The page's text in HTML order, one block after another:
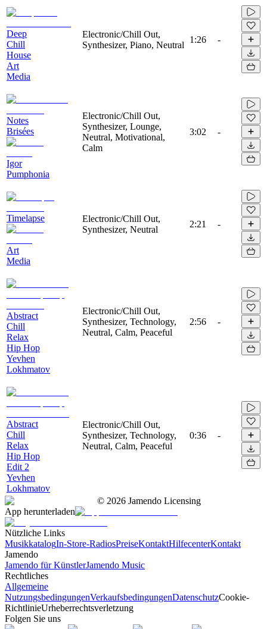
Deep
Chill
House
Art
Media
Electronic/Chill Out,
Synthesizer, Piano, Neutral
1:26 -
Notes
Brisées
Igor
Pumphonia
Electronic/Chill Out,
Synthesizer, Lounge,
Neutral, Motivational,
Calm
3:02 -
Timelapse
Art
Media
Electronic/Chill Out,
Synthesizer, Neutral
2:21 -
Abstract
Chill
Relax
Hip Hop
Yevhen
Lokhmatov
Electronic/Chill Out,
Synthesizer, Technology,
Neutral, Calm, Peaceful
2:56 -
Abstract
Chill
Relax
Hip Hop
Edit 2
Yevhen
Lokhmatov
Electronic/Chill Out,
Synthesizer, Technology,
Neutral, Calm, Peaceful
0:36 -
© 2026 Jamendo Licensing
App herunterladen
Nützliche Links
MusikkatalogIn-Store-RadiosPreiseKontaktHilfecenterKontakt
Jamendo
Jamendo für KünstlerJamendo Music
Rechtliches
Allgemeine
NutzungsbedingungenVerkaufsbedingungenDatenschutzCookie-
RichtlinieUrheberrechtsverletzung
Folgen Sie uns